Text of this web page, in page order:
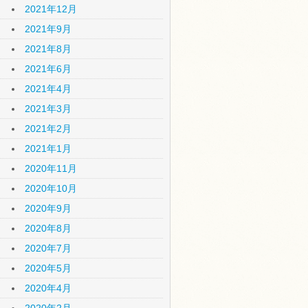
2021年12月
2021年9月
2021年8月
2021年6月
2021年4月
2021年3月
2021年2月
2021年1月
2020年11月
2020年10月
2020年9月
2020年8月
2020年7月
2020年5月
2020年4月